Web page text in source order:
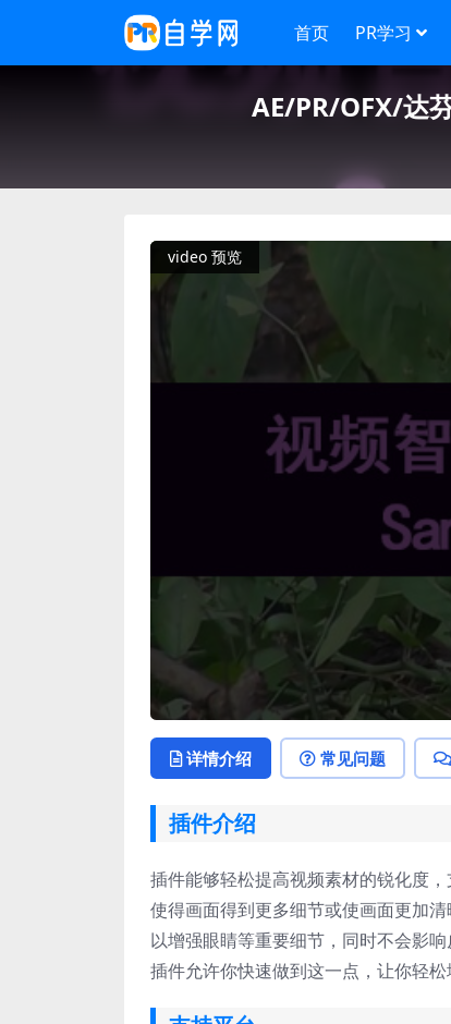
首页 PR学习
AE/PR/OFX/达
video 预览
详情介绍 常见问题
插件介绍
插件能够轻松提高视频素材的锐化度
使得画面得到更多细节或使画面更加
以增强眼睛等重要细节，同时不会影
插件允许你快速做到这一点，让你轻